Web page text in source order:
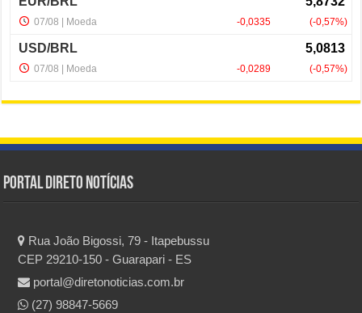
Portal Direto Notícias
Rua João Bigossi, 79 - Itapebussu
CEP 29210-150 - Guarapari - ES
portal@diretonoticias.com.br
(27) 98847-5669